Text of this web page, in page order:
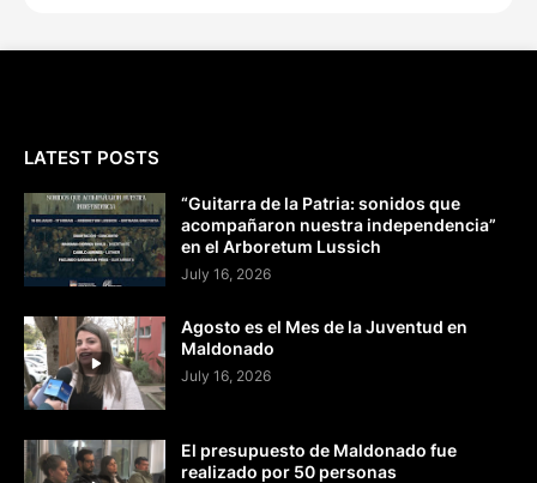
LATEST POSTS
“Guitarra de la Patria: sonidos que
acompañaron nuestra independencia”
en el Arboretum Lussich
July 16, 2026
Agosto es el Mes de la Juventud en
Maldonado
July 16, 2026
El presupuesto de Maldonado fue
realizado por 50 personas